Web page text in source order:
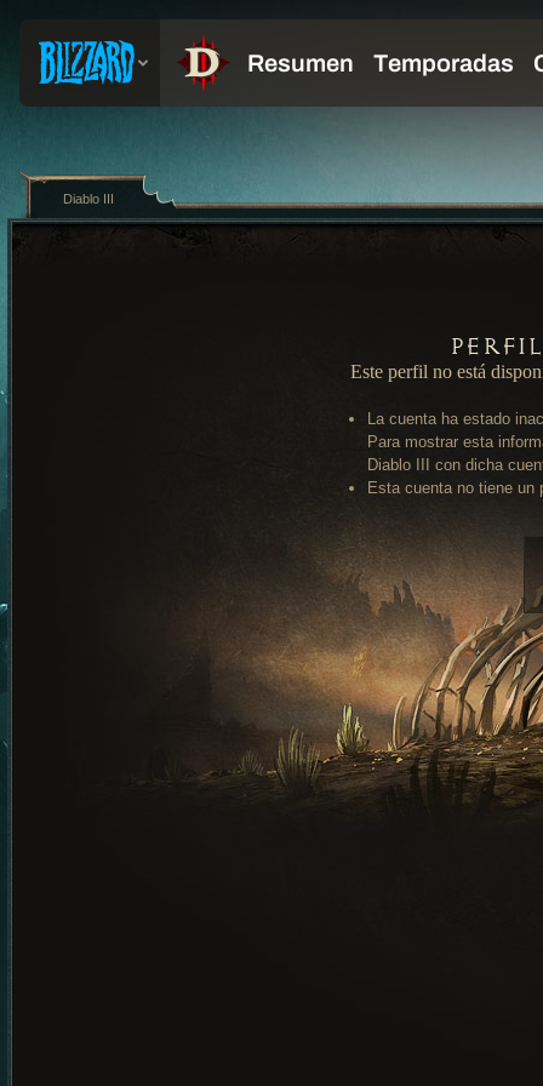
Este perfil no está
La cuenta ha estado
Para mostrar esta
Diablo III con dicha
Esta cuenta no tiene un
Diablo III